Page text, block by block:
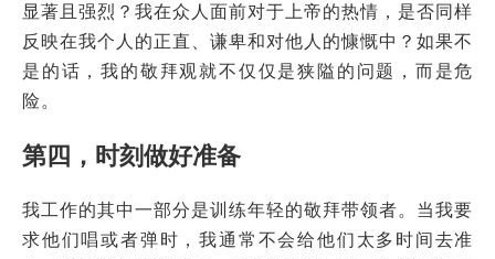
显著且强烈？我在众人面前对于上帝的热情，是否同样
反映在我个人的正直、谦卑和对他人的慷慨中？如果不
是的话，我的敬拜观就不仅仅是狭隘的问题，而是危
险。
第四，时刻做好准备
我工作的其中一部分是训练年轻的敬拜带领者。当我要
求他们唱或者弹时，我通常不会给他们太多时间去准